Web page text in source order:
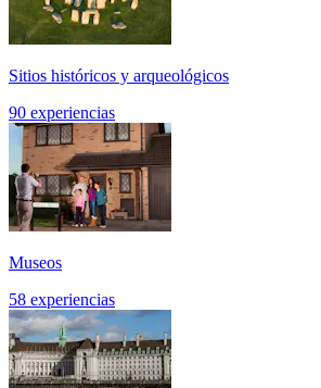
Sitios históricos y arqueológicos
90 experiencias
Museos
58 experiencias